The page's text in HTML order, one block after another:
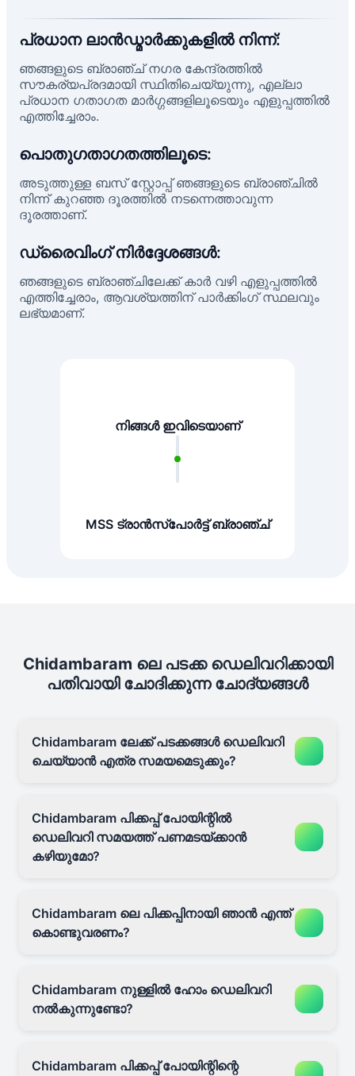
പ്രധാന ലാൻഡ്മാർക്കുകളിൽ നിന്ന്:
ഞങ്ങളുടെ ബ്രാഞ്ച് നഗര കേന്ദ്രത്തിൽ
സൗകര്യപ്രദമായി സ്ഥിതിചെയ്യുന്നു, എല്ലാ
പ്രധാന ഗതാഗത മാർഗ്ഗങ്ങളിലൂടെയും എളുപ്പത്തിൽ
എത്തിച്ചേരാം.
പൊതുഗതാഗതത്തിലൂടെ:
അടുത്തുള്ള ബസ് സ്റ്റോപ്പ് ഞങ്ങളുടെ ബ്രാഞ്ചിൽ
നിന്ന് കുറഞ്ഞ ദൂരത്തിൽ നടന്നെത്താവുന്ന
ദൂരത്താണ്.
ഡ്രൈവിംഗ് നിർദ്ദേശങ്ങൾ:
ഞങ്ങളുടെ ബ്രാഞ്ചിലേക്ക് കാർ വഴി എളുപ്പത്തിൽ
എത്തിച്ചേരാം, ആവശ്യത്തിന് പാർക്കിംഗ് സ്ഥലവും
ലഭ്യമാണ്.
നിങ്ങൾ ഇവിടെയാണ്
MSS ട്രാൻസ്പോർട്ട് ബ്രാഞ്ച്
Chidambaram ലെ പടക്ക ഡെലിവറിക്കായി
പതിവായി ചോദിക്കുന്ന ചോദ്യങ്ങൾ
Chidambaram ലേക്ക് പടക്കങ്ങൾ ഡെലിവറി
ചെയ്യാൻ എത്ര സമയമെടുക്കും?
Chidambaram പിക്കപ്പ് പോയിന്റിൽ
ഡെലിവറി സമയത്ത് പണമടയ്ക്കാൻ
കഴിയുമോ?
Chidambaram ലെ പിക്കപ്പിനായി ഞാൻ എന്ത്
കൊണ്ടുവരണം?
Chidambaram നുള്ളിൽ ഹോം ഡെലിവറി
നൽകുന്നുണ്ടോ?
Chidambaram പിക്കപ്പ് പോയിന്റിന്റെ